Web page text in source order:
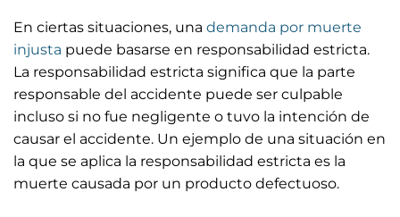
En ciertas situaciones, una demanda por muerte
injusta puede basarse en responsabilidad estricta.
La responsabilidad estricta significa que la parte
responsable del accidente puede ser culpable
incluso si no fue negligente o tuvo la intención de
causar el accidente. Un ejemplo de una situación en
la que se aplica la responsabilidad estricta es la
muerte causada por un producto defectuoso.